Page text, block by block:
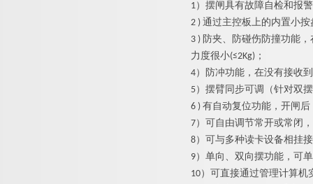
1） 摆闸具有故障自检和报
2 ) 通过主控板上的内置小
3 ) 防夹、防碰伤防撞功能
力度很小(≤2Kg)；
4）防冲功能，在没有接收
5）摆臂同步可调（针对双
6 ) 有自动复位功能，开闸
7）可自由调节常开或常闭
8）可与多种读卡设备相挂
9）单向、双向摆功能，可
10）可直接通过管理计算机